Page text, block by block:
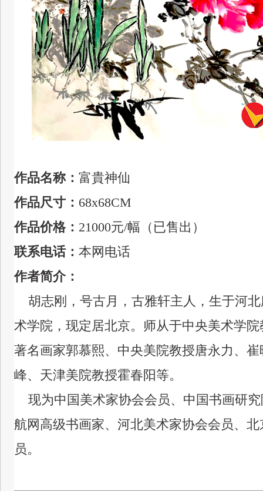
作品名称： 富貴神仙
作品尺寸： 68x68CM
作品价格： 21000元/幅（已售出）
联系电话： 本网电话
作者简介：
胡志刚，号古月，古雅轩主人，生于河
术学院，现定居北京。 师从于中央美术学
著名画家郭慕熙、中央美院教授唐永力、
峰、天津美院教授霍春阳等。
现为中国美术家协会会员、中国书画研
航网高级书画家、河北美术家协会会员、
员。